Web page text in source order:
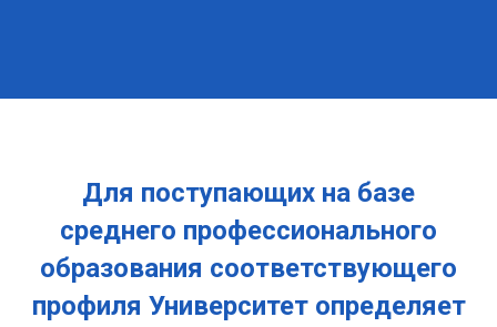
Для поступающих на базе
среднего профессионального
образования соответствующего
профиля Университет определяет